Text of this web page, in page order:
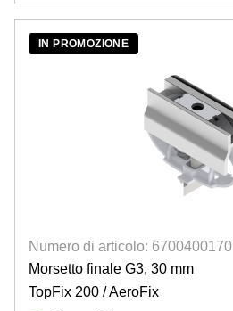
IN PROMOZIONE
Numero di articolo: 6700400170
Morsetto finale G3, 30 mm
TopFix 200 / AeroFix